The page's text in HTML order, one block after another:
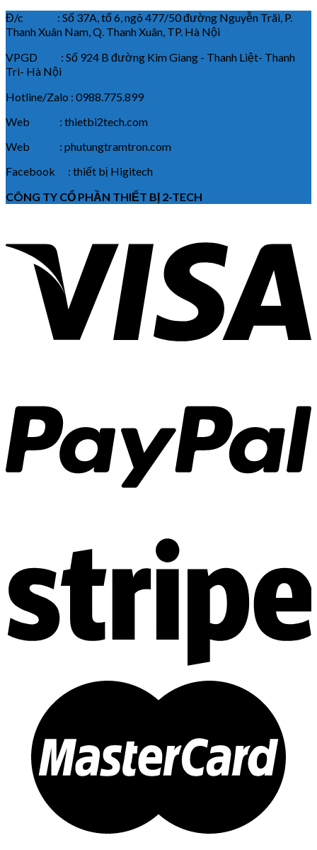
Đ/c : Số 37A, tổ 6, ngõ 477/50 đường Nguyễn Trãi, P.
Thanh Xuân Nam, Q. Thanh Xuân, TP. Hà Nội
VPGD : Số 924 B đường Kim Giang - Thanh Liệt- Thanh
Trì- Hà Nội
Hotline/Zalo : 0988.775.899
Web : thietbi2tech.com
Web : phutungtramtron.com
Facebook : thiết bị Higitech
CÔNG TY CỔ PHẦN THIẾT BỊ 2-TECH